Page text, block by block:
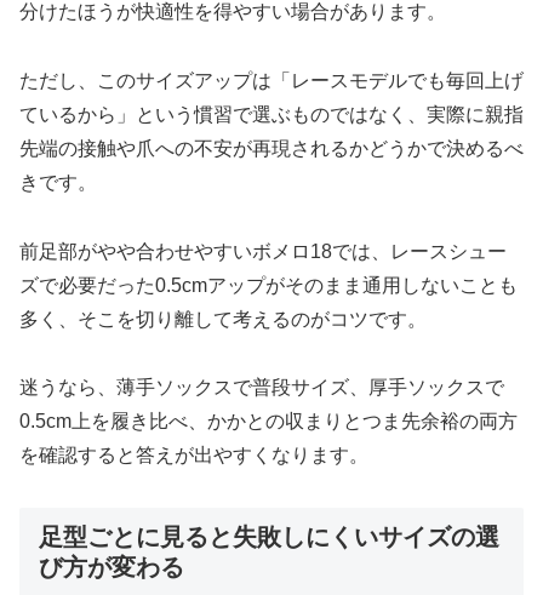
分けたほうが快適性を得やすい場合があります。
ただし、このサイズアップは「レースモデルでも毎回上げ
ているから」という慣習で選ぶものではなく、実際に親指
先端の接触や爪への不安が再現されるかどうかで決めるべ
きです。
前足部がやや合わせやすいボメロ18では、レースシュー
ズで必要だった0.5cmアップがそのまま通用しないことも
多く、そこを切り離して考えるのがコツです。
迷うなら、薄手ソックスで普段サイズ、厚手ソックスで
0.5cm上を履き比べ、かかとの収まりとつま先余裕の両方
を確認すると答えが出やすくなります。
足型ごとに見ると失敗しにくいサイズの選
び方が変わる